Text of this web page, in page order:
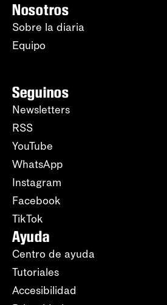
Nosotros
Sobre la diaria
Equipo
Seguinos
Newsletters
RSS
YouTube
WhatsApp
Instagram
Facebook
TikTok
Ayuda
Centro de ayuda
Tutoriales
Accesibilidad